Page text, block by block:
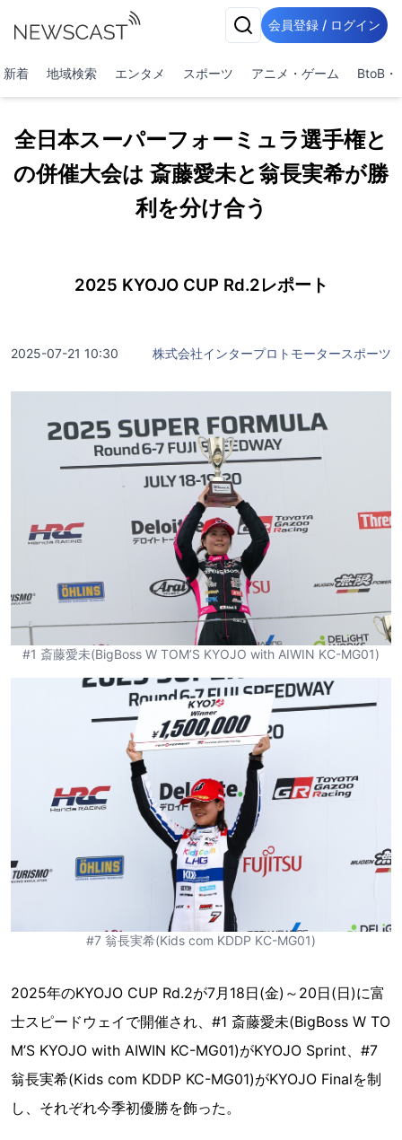
会員登録 / ログイン
新着 地域検索 エンタメ スポーツ アニメ・ゲーム BtoB・
全日本スーパーフォーミュラ選手権と
の併催大会は 斎藤愛未と翁長実希が勝
利を分け合う
2025 KYOJO CUP Rd.2レポート
2025-07-21 10:30 株式会社インタープロトモータースポーツ
#1 斎藤愛未(BigBoss W TOM’S KYOJO with AIWIN KC-MG01)
#7 翁長実希(Kids com KDDP KC-MG01)
2025年のKYOJO CUP Rd.2が7月18日(金)～20日(日)に富
士スピードウェイで開催され、#1 斎藤愛未(BigBoss W TO
M’S KYOJO with AIWIN KC-MG01)がKYOJO Sprint、#7
翁長実希(Kids com KDDP KC-MG01)がKYOJO Finalを制
し、それぞれ今季初優勝を飾った。